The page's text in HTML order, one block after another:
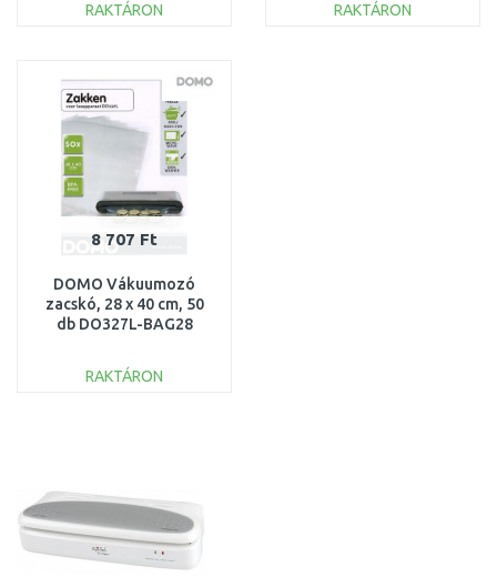
RAKTÁRON
Összehasonlítás
RAKTÁRON
8 707 Ft
DOMO Vákuumozó
zacskó, 28 x 40 cm, 50
db DO327L-BAG28
RAKTÁRON